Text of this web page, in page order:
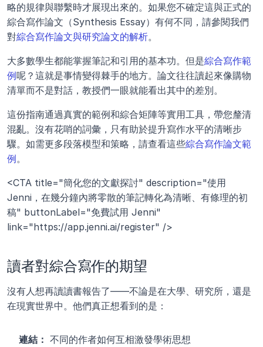
略的規律與聯繫時才展現出來的。如果您不確定這與正式的
綜合寫作論文（Synthesis Essay）有何不同，請參閱我們
對綜合寫作論文與研究論文的解析。
大多數學生都能掌握筆記和引用的基本功。但是綜合寫作範
例呢？這就是事情變得棘手的地方。論文往往讀起來像購物
清單而不是對話，教授們一眼就能看出其中的差別。
這份指南通過真實的範例和綜合矩陣等實用工具，帶您釐清
混亂。沒有花哨的詞彙，只有助於提升寫作水平的清晰步
驟。如需更多段落模型和策略，請查看這些綜合寫作論文範
例。
<CTA title="簡化您的文獻探討" description="使用
Jenni，在幾分鐘內將零散的筆記轉化為清晰、有條理的初
稿" buttonLabel="免費試用 Jenni"
link="https://app.jenni.ai/register" />
讀者對綜合寫作的期望
沒有人想再讀讀書報告了——不論是在大學、研究所，還是
在現實世界中。他們真正想看到的是：
連結： 不同的作者如何互相激發學術思想